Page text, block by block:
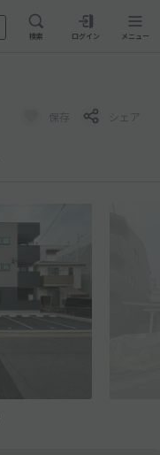
検索 ログイン メニュー
保存 シェア